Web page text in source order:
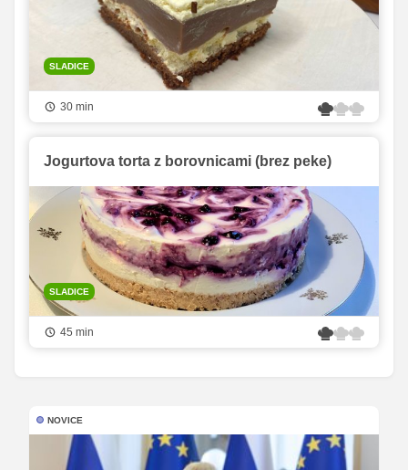
SLADICE
30 min
Jogurtova torta z borovnicami (brez peke)
SLADICE
45 min
NOVICE